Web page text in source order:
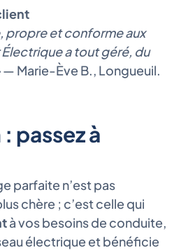
propre et conforme aux
a tout géré, du
— Marie-Ève B., Longueuil.
passez à
parfaite n’est pas
chère ; c’est celle qui
à vos besoins de conduite,
électrique et bénéficie